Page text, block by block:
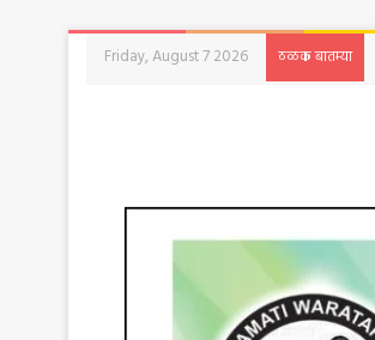
Friday, August 7 2026 ठळक बातम्या